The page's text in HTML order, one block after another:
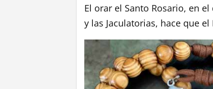
El orar el Santo Rosario, en
y las Jaculatorias, hace que